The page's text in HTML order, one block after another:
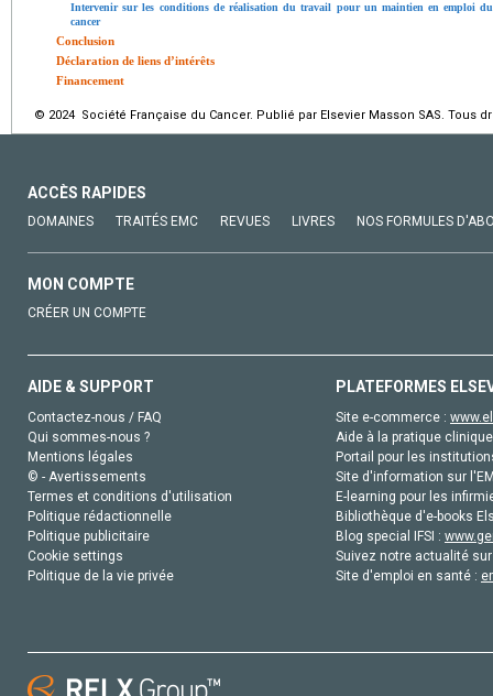
Intervenir sur les conditions de réalisation du travail pour un maintien en emploi
cancer
Conclusion
Déclaration de liens d’intérêts
Financement
© 2024 Société Française du Cancer. Publié par Elsevier Masson SAS. Tous
ACCÈS RAPIDES
DOMAINES TRAITÉS EMC REVUES LIVRES NOS FORMULES
MON COMPTE
CRÉER UN COMPTE
AIDE & SUPPORT
Contactez-nous / FAQ
Qui sommes-nous ?
Mentions légales
© - Avertissements
Termes et conditions d'utilisation
Politique rédactionnelle
Politique publicitaire
Cookie settings
Politique de la vie privée
PLATEFORMES
Site e-commerce :
Aide à la pratique
Portail pour les
Site d'information sur
E-learning pour les
Bibliothèque d'e-books
Blog special IFSI :
Suivez notre actualité
Site d'emploi en santé :